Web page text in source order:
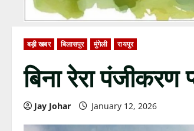
बड़ी खबर बिलासपुर मुंगेली रायपुर
बिना रेरा पंजीकरण
Jay Johar January 12, 2026